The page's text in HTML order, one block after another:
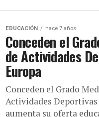
EDUCACIÓN hace 7 años
Conceden el
de Actividades
Europa
Conceden el Grado
Actividades Deportivas
aumenta su oferta